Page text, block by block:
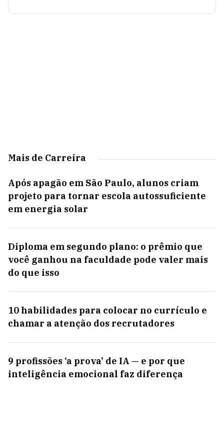
Mais de Carreira
Após apagão em São Paulo, alunos criam
projeto para tornar escola autossuficiente
em energia solar
Diploma em segundo plano: o prêmio que
você ganhou na faculdade pode valer mais
do que isso
10 habilidades para colocar no currículo e
chamar a atenção dos recrutadores
9 profissões ‘a prova’ de IA — e por que
inteligência emocional faz diferença